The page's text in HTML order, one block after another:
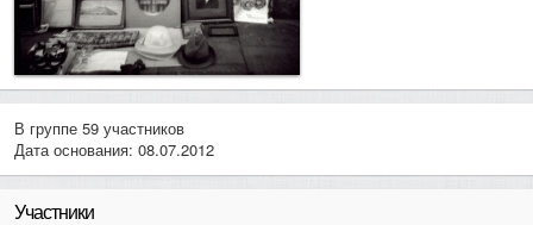
В группе 59 участников
Дата основания: 08.07.2012
Участники